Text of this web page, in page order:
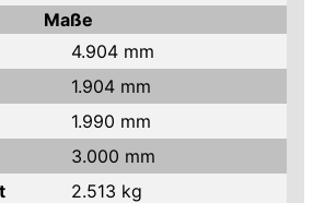
Maße
4.904 mm
1.904 mm
1.990 mm
3.000 mm
2.513 kg